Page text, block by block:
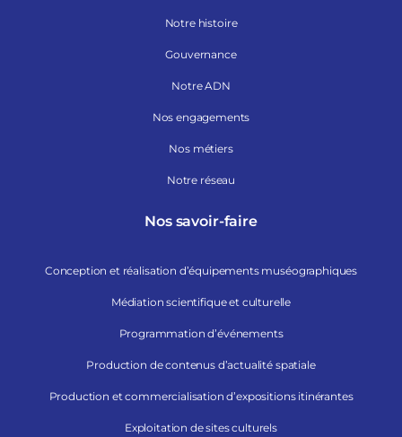
Notre histoire
Gouvernance
Notre ADN
Nos engagements
Nos métiers
Notre réseau
Nos savoir-faire
Conception et réalisation d’équipements muséographiques
Médiation scientifique et culturelle
Programmation d’événements
Production de contenus d’actualité spatiale
Production et commercialisation d’expositions itinérantes
Exploitation de sites culturels